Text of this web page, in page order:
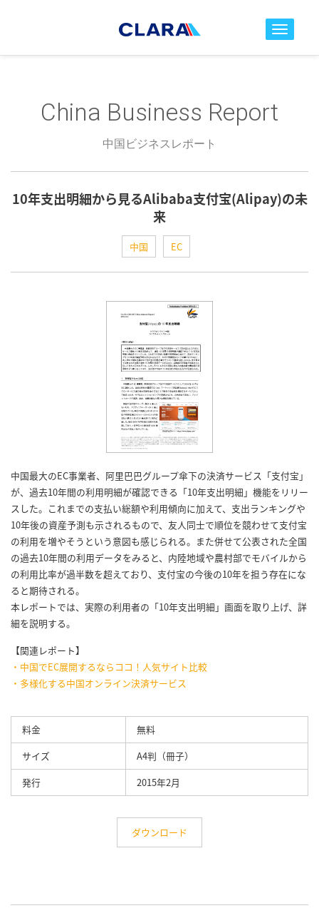
toggle
China Business Report
中国ビジネスレポート
10年支出明細から見るAlibaba支付宝(Alipay)の未
来
中国 EC
中国最大のEC事業者、阿里巴巴グループ傘下の決済サービス「支付宝」
が、過去10年間の利用明細が確認できる「10年支出明細」機能をリリー
スした。これまでの支払い総額や利用傾向に加えて、支出ランキングや
10年後の資産予測も示されるもので、友人同士で順位を競わせて支付宝
の利用を増やそうという意図も感じられる。また併せて公表された全国
の過去10年間の利用データをみると、内陸地域や農村部でモバイルから
の利用比率が過半数を超えており、支付宝の今後の10年を担う存在にな
ると期待される。
本レポートでは、実際の利用者の「10年支出明細」画面を取り上げ、詳
細を説明する。
【関連レポート】
・中国でEC展開するならココ！人気サイト比較
・多様化する中国オンライン決済サービス
料金
無料
サイズ
A4判（冊子）
発行
2015年2月
ダウンロード